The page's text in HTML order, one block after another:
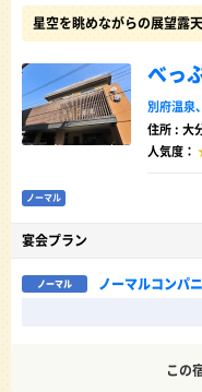
星空を眺めながらの展望露
べっ
別府温泉、
住所 : 大
人気度：
ノーマル
宴会プラン
ノーマル
ノーマルコンパ
この